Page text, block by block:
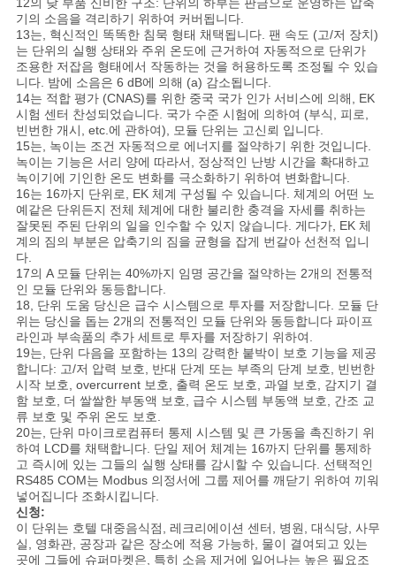
12의 낮 부품 신비한 구조: 단위의 하부는 판금으로 운영하는 압축
기의 소음을 격리하기 위하여 커버됩니다.
13는, 혁신적인 똑똑한 침묵 형태 채택됩니다. 팬 속도 (고/저 장치)
는 단위의 실행 상태와 주위 온도에 근거하여 자동적으로 단위가
조용한 저잡음 형태에서 작동하는 것을 허용하도록 조정될 수 있습
니다. 밤에 소음은 6 dB에 의해 (a) 감소됩니다.
14는 적합 평가 (CNAS)를 위한 중국 국가 인가 서비스에 의해, EK
시험 센터 찬성되었습니다. 국가 수준 시험에 의하여 (부식, 피로,
빈번한 개시, etc.에 관하여), 모듈 단위는 고신뢰 입니다.
15는, 녹이는 조건 자동적으로 에너지를 절약하기 위한 것입니다.
녹이는 기능은 서리 양에 따라서, 정상적인 난방 시간을 확대하고
녹이기에 기인한 온도 변화를 극소화하기 위하여 변화합니다.
16는 16까지 단위로, EK 체계 구성될 수 있습니다. 체계의 어떤 노
예같은 단위든지 전체 체계에 대한 불리한 충격을 자세를 취하는
잘못된 주된 단위의 일을 인수할 수 있지 않습니다. 게다가, EK 체
계의 짐의 부분은 압축기의 짐을 균형을 잡게 번갈아 선천적 입니
다.
17의 A 모듈 단위는 40%까지 임명 공간을 절약하는 2개의 전통적
인 모듈 단위와 동등합니다.
18, 단위 도움 당신은 급수 시스템으로 투자를 저장합니다. 모듈 단
위는 당신을 돕는 2개의 전통적인 모듈 단위와 동등합니다 파이프
라인과 부속품의 추가 세트로 투자를 저장하기 위하여.
19는, 단위 다음을 포함하는 13의 강력한 붙박이 보호 기능을 제공
합니다: 고/저 압력 보호, 반대 단계 또는 부족의 단계 보호, 빈번한
시작 보호, overcurrent 보호, 출력 온도 보호, 과열 보호, 감지기 결
함 보호, 더 쌀쌀한 부동액 보호, 급수 시스템 부동액 보호, 간조 교
류 보호 및 주위 온도 보호.
20는, 단위 마이크로컴퓨터 통제 시스템 및 큰 가동을 촉진하기 위
하여 LCD를 채택합니다. 단일 제어 체계는 16까지 단위를 통제하
고 즉시에 있는 그들의 실행 상태를 감시할 수 있습니다. 선택적인
RS485 COM는 Modbus 의정서에 그룹 제어를 깨닫기 위하여 끼워
넣어집니다 조화시킵니다.
신청:
이 단위는 호텔 대중음식점, 레크리에이션 센터, 병원, 대식당, 사무
실, 영화관, 공장과 같은 장소에 적용 가능하, 물이 결여되고 있는
곳에 그들에 슈퍼마켓은, 특히 소음 제거에 일어나는 높은 필요조